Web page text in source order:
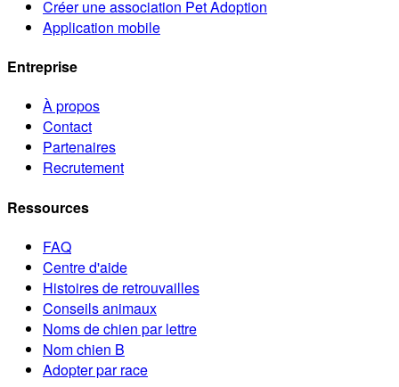
Créer une association Pet Adoption
Application mobile
Entreprise
À propos
Contact
Partenaires
Recrutement
Ressources
FAQ
Centre d'aide
Histoires de retrouvailles
Conseils animaux
Noms de chien par lettre
Nom chien B
Adopter par race